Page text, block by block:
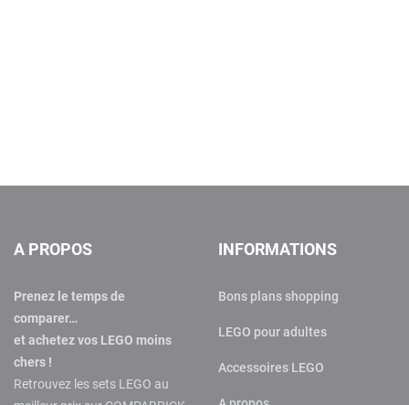
A PROPOS
Prenez le temps de
comparer…
et achetez vos LEGO moins
chers !
Retrouvez les sets LEGO au
INFORMATIONS
Bons plans shopping
LEGO pour adultes
Accessoires LEGO